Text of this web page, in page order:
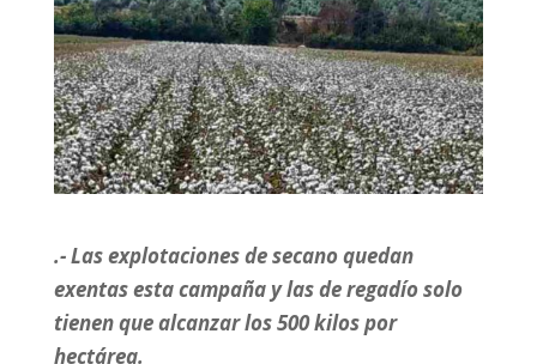
.- Las explotaciones de secano quedan
exentas esta campaña y las de regadío solo
tienen que alcanzar los 500 kilos por
hectárea.